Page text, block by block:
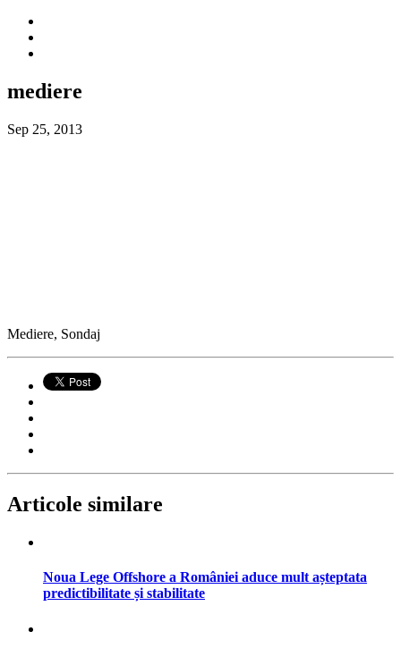
mediere
Sep 25, 2013
Mediere, Sondaj
Articole similare
Noua Lege Offshore a României aduce mult așteptata
predictibilitate și stabilitate